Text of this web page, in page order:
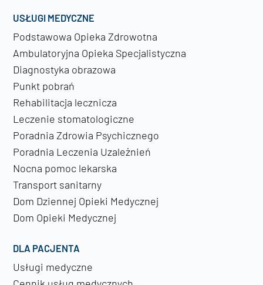
USŁUGI MEDYCZNE
Podstawowa Opieka Zdrowotna
Ambulatoryjna Opieka Specjalistyczna
Diagnostyka obrazowa
Punkt pobrań
Rehabilitacja lecznicza
Leczenie stomatologiczne
Poradnia Zdrowia Psychicznego
Poradnia Leczenia Uzależnień
Nocna pomoc lekarska
Transport sanitarny
Dom Dziennej Opieki Medycznej
Dom Opieki Medycznej
DLA PACJENTA
Usługi medyczne